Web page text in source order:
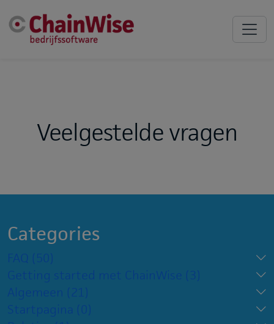
Veelgestelde vragen
Categories
FAQ (50)
Getting started met ChainWise (3)
Algemeen (21)
Startpagina (0)